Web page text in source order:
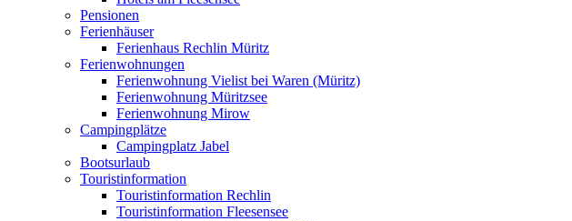
Pensionen
Ferienhäuser
Ferienhaus Rechlin Müritz
Ferienwohnungen
Ferienwohnung Vielist bei Waren (Müritz)
Ferienwohnung Müritzsee
Ferienwohnung Mirow
Campingplätze
Campingplatz Jabel
Bootsurlaub
Touristinformation
Touristinformation Rechlin
Touristinformation Fleesensee